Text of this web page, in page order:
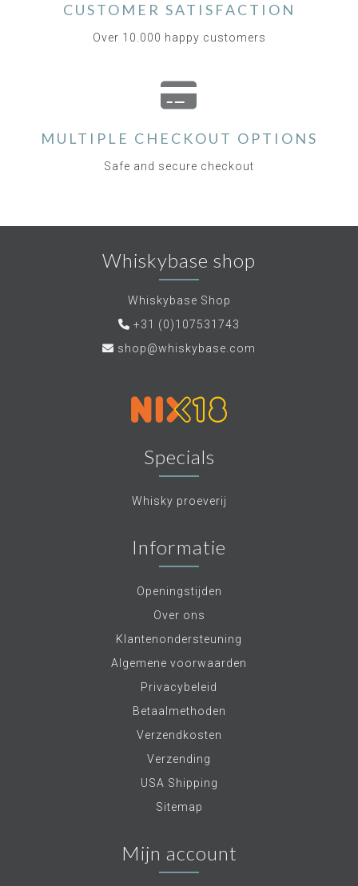
CUSTOMER SATISFACTION
Over 10.000 happy customers
MULTIPLE CHECKOUT OPTIONS
Safe and secure checkout
Whiskybase shop
Whiskybase Shop
+31 (0)107531743
shop@whiskybase.com
Specials
Whisky proeverij
Informatie
Openingstijden
Over ons
Klantenondersteuning
Algemene voorwaarden
Privacybeleid
Betaalmethoden
Verzendkosten
Verzending
USA Shipping
Sitemap
Mijn account